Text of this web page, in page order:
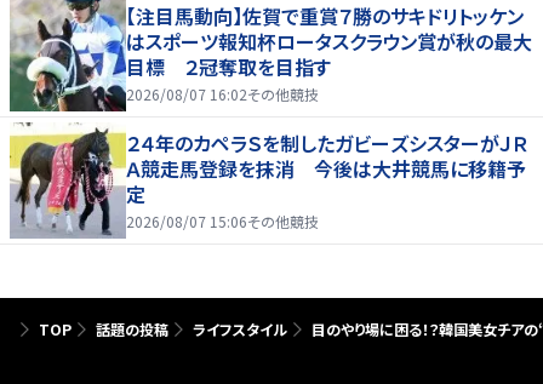
【注目馬動向】佐賀で重賞７勝のサキドリトッケン
はスポーツ報知杯ロータスクラウン賞が秋の最大
目標 ２冠奪取を目指す
2026/08/07 16:02その他競技
２４年のカペラＳを制したガビーズシスターがＪＲ
Ａ競走馬登録を抹消 今後は大井競馬に移籍予
定
2026/08/07 15:06その他競技
TOP 話題の投稿 ライフスタイル 目のやり場に困る！？韓国美女チア